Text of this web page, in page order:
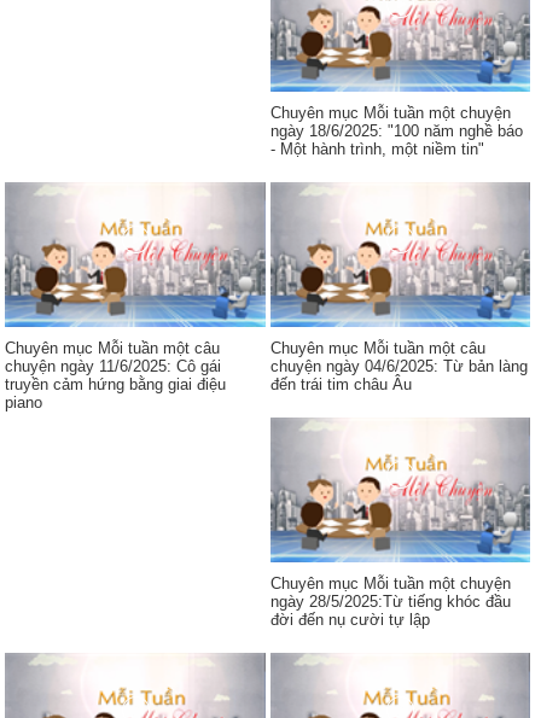
Chuyên mục Mỗi tuần một chuyện
ngày 18/6/2025: "100 năm nghề báo
- Một hành trình, một niềm tin"
Chuyên mục Mỗi tuần một câu
chuyện ngày 11/6/2025: Cô gái
truyền cảm hứng bằng giai điệu
piano
Chuyên mục Mỗi tuần một câu
chuyện ngày 04/6/2025: Từ bản làng
đến trái tim châu Âu
Chuyên mục Mỗi tuần một chuyện
ngày 28/5/2025:Từ tiếng khóc đầu
đời đến nụ cười tự lập